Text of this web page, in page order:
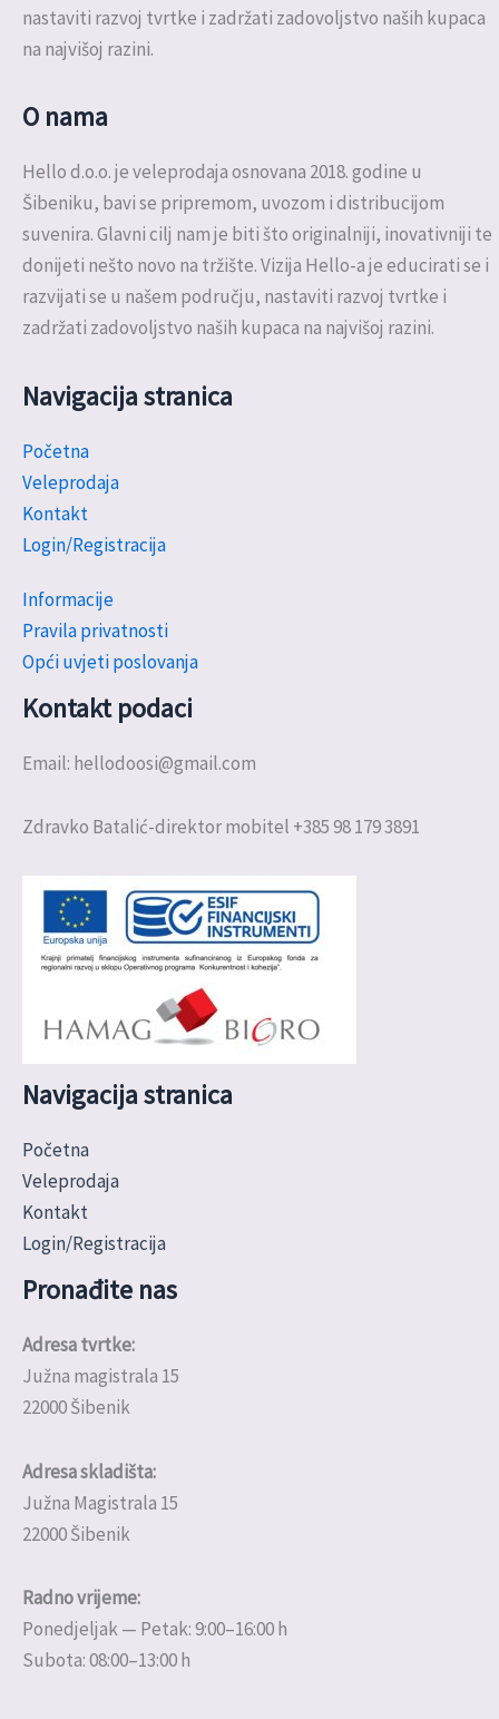
nastaviti razvoj tvrtke i zadržati zadovoljstvo naših kupaca
na najvišoj razini.
O nama
Hello d.o.o. je veleprodaja osnovana 2018. godine u
Šibeniku, bavi se pripremom, uvozom i distribucijom
suvenira. Glavni cilj nam je biti što originalniji, inovativniji te
donijeti nešto novo na tržište. Vizija Hello-a je educirati se i
razvijati se u našem području, nastaviti razvoj tvrtke i
zadržati zadovoljstvo naših kupaca na najvišoj razini.
Navigacija stranica
Početna
Veleprodaja
Kontakt
Login/Registracija
Informacije
Pravila privatnosti
Opći uvjeti poslovanja
Kontakt podaci
Email: hellodoosi@gmail.com
Zdravko Batalić-direktor mobitel +385 98 179 3891
Navigacija stranica
Početna
Veleprodaja
Kontakt
Login/Registracija
Pronađite nas
Adresa tvrtke:
Južna magistrala 15
22000 Šibenik
Adresa skladišta:
Južna Magistrala 15
22000 Šibenik
Radno vrijeme:
Ponedjeljak — Petak: 9:00–16:00 h
Subota: 08:00–13:00 h